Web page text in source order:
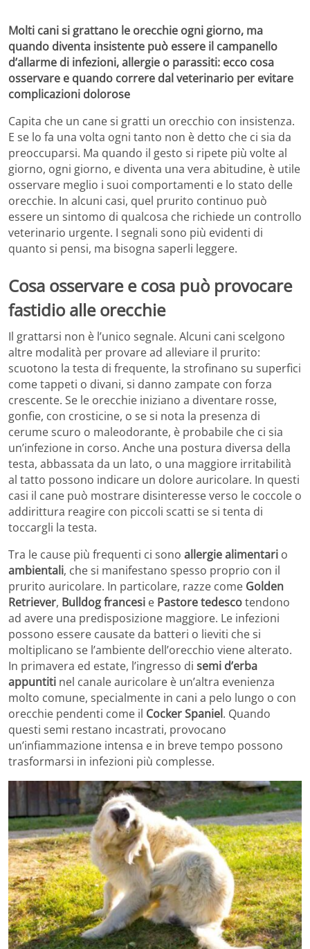
Molti cani si grattano le orecchie ogni giorno, ma
quando diventa insistente può essere il campanello
d’allarme di infezioni, allergie o parassiti: ecco cosa
osservare e quando correre dal veterinario per evitare
complicazioni dolorose
Capita che un cane si gratti un orecchio con insistenza.
E se lo fa una volta ogni tanto non è detto che ci sia da
preoccuparsi. Ma quando il gesto si ripete più volte al
giorno, ogni giorno, e diventa una vera abitudine, è utile
osservare meglio i suoi comportamenti e lo stato delle
orecchie. In alcuni casi, quel prurito continuo può
essere un sintomo di qualcosa che richiede un controllo
veterinario urgente. I segnali sono più evidenti di
quanto si pensi, ma bisogna saperli leggere.
Cosa osservare e cosa può provocare
fastidio alle orecchie
Il grattarsi non è l’unico segnale. Alcuni cani scelgono
altre modalità per provare ad alleviare il prurito:
scuotono la testa di frequente, la strofinano su superfici
come tappeti o divani, si danno zampate con forza
crescente. Se le orecchie iniziano a diventare rosse,
gonfie, con crosticine, o se si nota la presenza di
cerume scuro o maleodorante, è probabile che ci sia
un’infezione in corso. Anche una postura diversa della
testa, abbassata da un lato, o una maggiore irritabilità
al tatto possono indicare un dolore auricolare. In questi
casi il cane può mostrare disinteresse verso le coccole o
addirittura reagire con piccoli scatti se si tenta di
toccargli la testa.
Tra le cause più frequenti ci sono allergie alimentari o
ambientali, che si manifestano spesso proprio con il
prurito auricolare. In particolare, razze come Golden
Retriever, Bulldog francesi e Pastore tedescotendono
ad avere una predisposizione maggiore. Le infezioni
possono essere causate da batteri o lieviti che si
moltiplicano se l’ambiente dell’orecchio viene alterato.
In primavera ed estate, l’ingresso di semi d’erba
appuntiti nel canale auricolare è un’altra evenienza
molto comune, specialmente in cani a pelo lungo o con
orecchie pendenti come il Cocker Spaniel. Quando
questi semi restano incastrati, provocano
un’infiammazione intensa e in breve tempo possono
trasformarsi in infezioni più complesse.